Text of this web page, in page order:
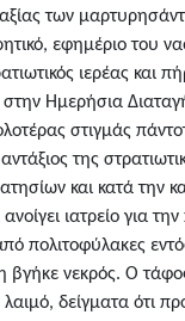
των
εφημέριο του
ιερέας και
Ημερήσια
στιγμάς
της
και κατά την
ανοίγει ιατρείο
πολιτοφύλακες
νεκρός. Ο
δείγματα ότι